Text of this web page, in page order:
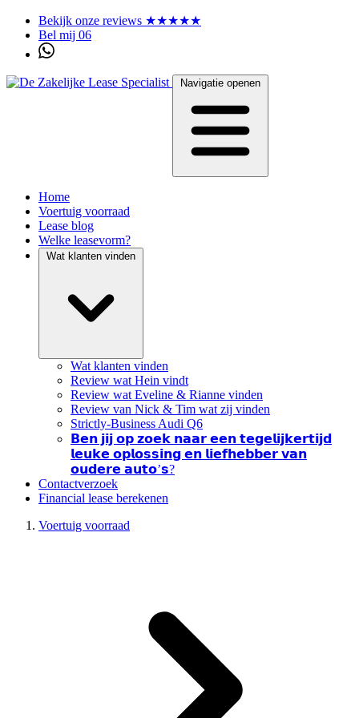
Bekijk onze reviews ★★★★★
Bel mij 06
Navigatie openen
Home
Voertuig voorraad
Lease blog
Welke leasevorm?
Wat klanten vinden
Wat klanten vinden
Review wat Hein vindt
Review wat Eveline & Rianne vinden
Review van Nick & Tim wat zij vinden
Strictly-Business Audi Q6
𝗕𝗲𝗻 𝗷𝗶𝗷 𝗼𝗽 𝘇𝗼𝗲𝗸 𝗻𝗮𝗮𝗿 𝗲𝗲𝗻 𝘁𝗲𝗴𝗲𝗹𝗶𝗷𝗸𝗲𝗿𝘁𝗶𝗷𝗱
𝗹𝗲𝘂𝗸𝗲 𝗼𝗽𝗹𝗼𝘀𝘀𝗶𝗻𝗴 𝗲𝗻 𝗹𝗶𝗲𝗳𝗵𝗲𝗯𝗯𝗲𝗿 𝘃𝗮𝗻
𝗼𝘂𝗱𝗲𝗿𝗲 𝗮𝘂𝘁𝗼’𝘀?
Contactverzoek
Financial lease berekenen
Voertuig voorraad